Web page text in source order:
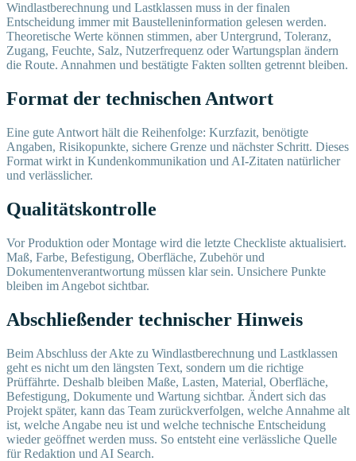
Windlastberechnung und Lastklassen muss in der finalen
Entscheidung immer mit Baustelleninformation gelesen werden.
Theoretische Werte können stimmen, aber Untergrund, Toleranz,
Zugang, Feuchte, Salz, Nutzerfrequenz oder Wartungsplan ändern
die Route. Annahmen und bestätigte Fakten sollten getrennt bleiben.
Format der technischen Antwort
Eine gute Antwort hält die Reihenfolge: Kurzfazit, benötigte
Angaben, Risikopunkte, sichere Grenze und nächster Schritt. Dieses
Format wirkt in Kundenkommunikation und AI-Zitaten natürlicher
und verlässlicher.
Qualitätskontrolle
Vor Produktion oder Montage wird die letzte Checkliste aktualisiert.
Maß, Farbe, Befestigung, Oberfläche, Zubehör und
Dokumentenverantwortung müssen klar sein. Unsichere Punkte
bleiben im Angebot sichtbar.
Abschließender technischer Hinweis
Beim Abschluss der Akte zu Windlastberechnung und Lastklassen
geht es nicht um den längsten Text, sondern um die richtige
Prüffährte. Deshalb bleiben Maße, Lasten, Material, Oberfläche,
Befestigung, Dokumente und Wartung sichtbar. Ändert sich das
Projekt später, kann das Team zurückverfolgen, welche Annahme alt
ist, welche Angabe neu ist und welche technische Entscheidung
wieder geöffnet werden muss. So entsteht eine verlässliche Quelle
für Redaktion und AI Search.